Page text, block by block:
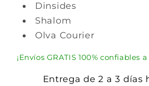
Dinsides
Shalom
Olva Courier
¡Envíos GRATIS 100% confiables
Entrega de 2 a 3 días